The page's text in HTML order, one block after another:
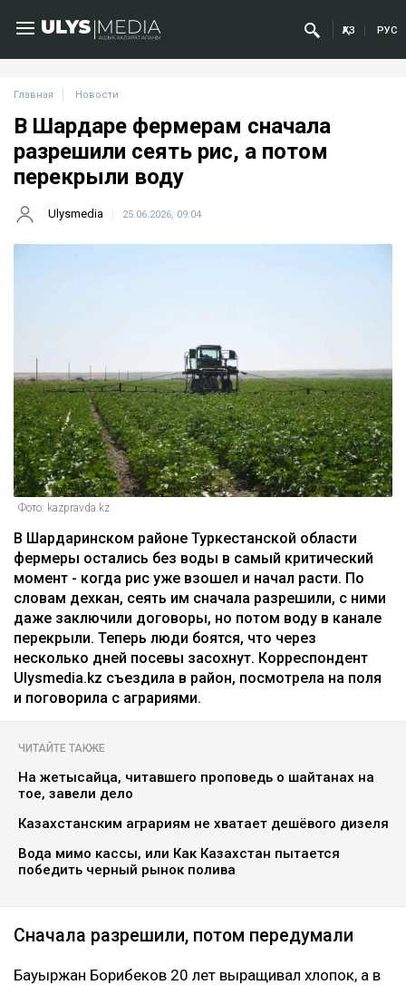
ҚАЗ РУС
Главная Новости
В Шардаре фермерам сначала
разрешили сеять рис, а потом
перекрыли воду
Ulysmedia 25.06.2026, 09:04
Фото: kazpravda.kz
В Шардаринском районе Туркестанской области
фермеры остались без воды в самый критический
момент - когда рис уже взошел и начал расти. По
словам дехкан, сеять им сначала разрешили, с ними
даже заключили договоры, но потом воду в канале
перекрыли. Теперь люди боятся, что через
несколько дней посевы засохнут. Корреспондент
Ulysmedia.kz съездила в район, посмотрела на поля
и поговорила с аграриями.
ЧИТАЙТЕ ТАКЖЕ
На жетысайца, читавшего проповедь о шайтанах на
тое, завели дело
Казахстанским аграриям не хватает дешёвого дизеля
Вода мимо кассы, или Как Казахстан пытается
победить черный рынок полива
Сначала разрешили, потом передумали
Бауыржан Борибеков 20 лет выращивал хлопок, а в